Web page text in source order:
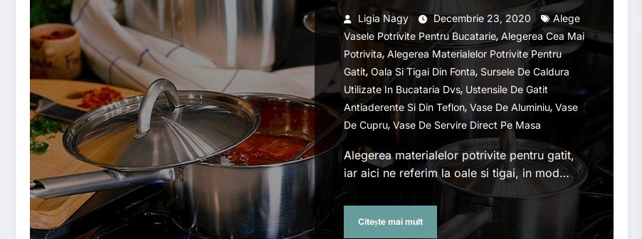
Ligia Nagy Decembrie 23, 2020
Alege
Vasele Potrivite Pentru Bucatarie, Alegerea Cea Mai
Potrivita, Alegerea Materialelor Potrivite Pentru
Gatit, Oala Si Tigai Din Fonta, Sursele De Caldura
Utilizate In Bucataria Dvs, Ustensile De Gatit
Antiaderente Si Din Teflon, Vase De Aluminiu, Vase
De Cupru, Vase De Servire Direct Pe Masa
Alegerea materialelor potrivite pentru gatit,
iar aici ne referim la oale si tigai, in mod…
Citește mai mult